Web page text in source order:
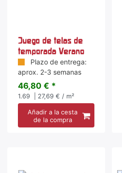
Juego de telas de
temporada Verano
Plazo de entrega:
aprox. 2-3 semanas
46,80 € *
1.69 | 27,69 € / m²
Añadir a la cesta
de la compra